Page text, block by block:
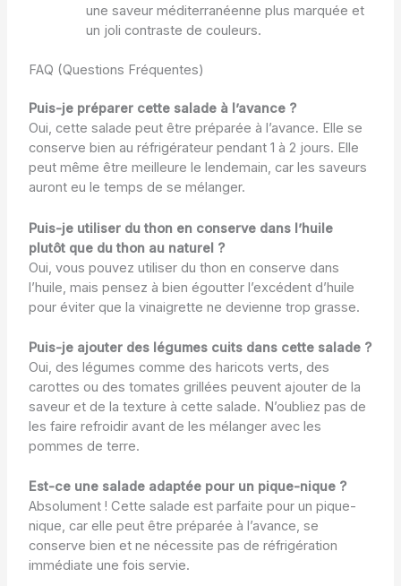
une saveur méditerranéenne plus marquée et
un joli contraste de couleurs.
FAQ (Questions Fréquentes)
Puis-je préparer cette salade à l’avance ?
Oui, cette salade peut être préparée à l’avance. Elle se
conserve bien au réfrigérateur pendant 1 à 2 jours. Elle
peut même être meilleure le lendemain, car les saveurs
auront eu le temps de se mélanger.
Puis-je utiliser du thon en conserve dans l’huile
plutôt que du thon au naturel ?
Oui, vous pouvez utiliser du thon en conserve dans
l’huile, mais pensez à bien égoutter l’excédent d’huile
pour éviter que la vinaigrette ne devienne trop grasse.
Puis-je ajouter des légumes cuits dans cette salade ?
Oui, des légumes comme des haricots verts, des
carottes ou des tomates grillées peuvent ajouter de la
saveur et de la texture à cette salade. N’oubliez pas de
les faire refroidir avant de les mélanger avec les
pommes de terre.
Est-ce une salade adaptée pour un pique-nique ?
Absolument ! Cette salade est parfaite pour un pique-
nique, car elle peut être préparée à l’avance, se
conserve bien et ne nécessite pas de réfrigération
immédiate une fois servie.